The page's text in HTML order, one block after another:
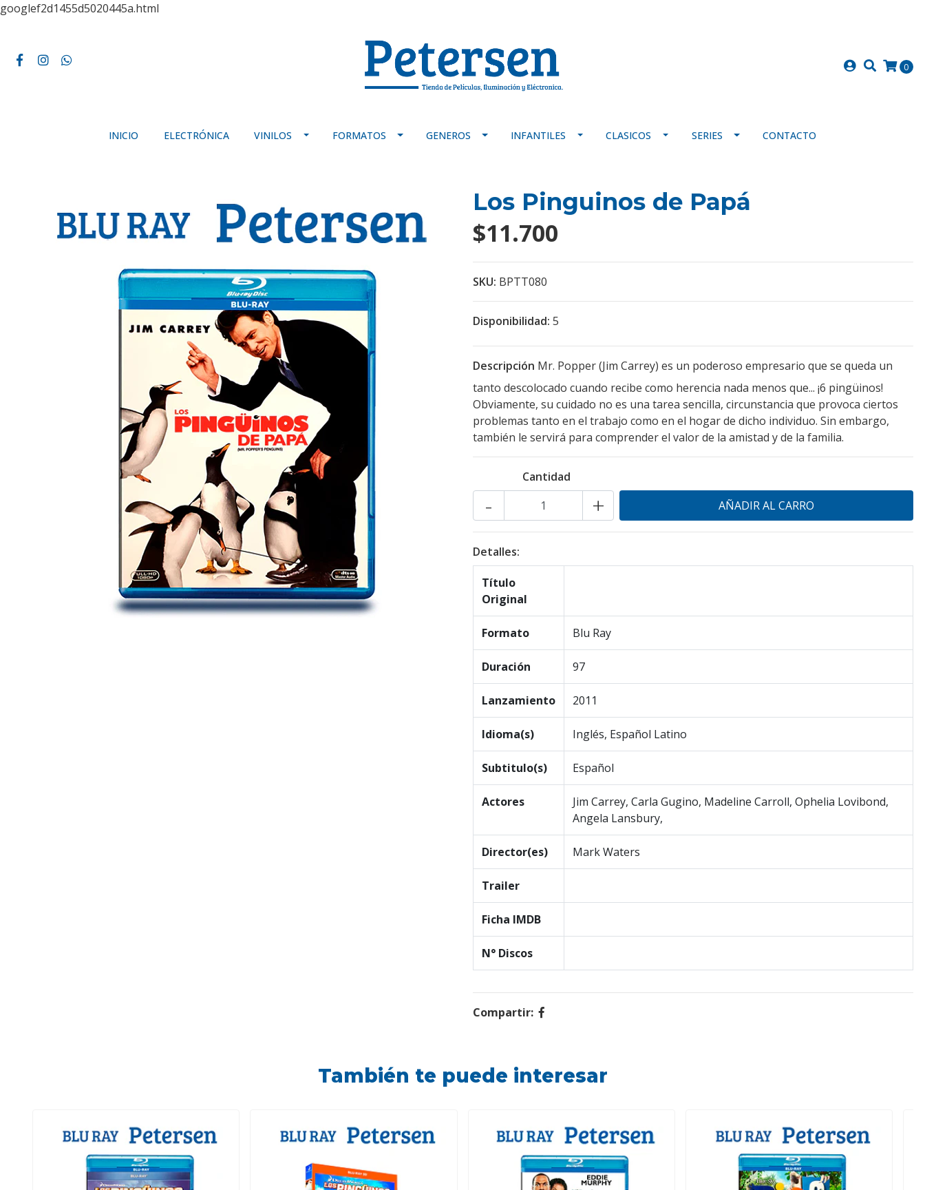
googlef2d1455d5020445a.html
0
INICIO ELECTRÓNICA VINILOS FORMATOS GENEROS INFANTILES CLASICOS SERIES CONTACTO
Los Pinguinos de Papá
$11.700
SKU: BPTT080
Disponibilidad: 5
Descripción Mr. Popper (Jim Carrey) es un poderoso empresario que se queda un
tanto descolocado cuando recibe como herencia nada menos que... ¡6 pingüinos!
Obviamente, su cuidado no es una tarea sencilla, circunstancia que provoca ciertos
problemas tanto en el trabajo como en el hogar de dicho individuo. Sin embargo,
también le servirá para comprender el valor de la amistad y de la familia.
Cantidad
+
-
Detalles:
Título
Original
Formato Blu Ray
Duración 97
Lanzamiento 2011
Idioma(s) Inglés, Español Latino
Subtitulo(s) Español
Actores
Jim Carrey, Carla Gugino, Madeline Carroll, Ophelia Lovibond,
Angela Lansbury,
Director(es) Mark Waters
Trailer
Ficha IMDB
N° Discos
Compartir:
También te puede interesar